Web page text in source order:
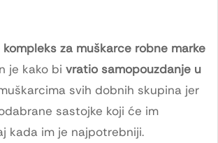
za muškarce robne marke
je kako bi vratio samopouzdanje u
svih dobnih skupina jer
sastojke koji će im
kada im je najpotrebniji.